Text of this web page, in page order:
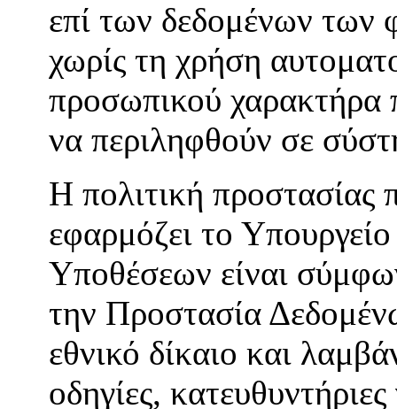
επί των δεδομένων των
χωρίς τη χρήση
προσωπικού χαρακτήρα
να περιληφθούν σε
Η πολιτική
εφαρμόζει το
Υποθέσεων είναι
την Προστασία
εθνικό δίκαιο και
οδηγίες,